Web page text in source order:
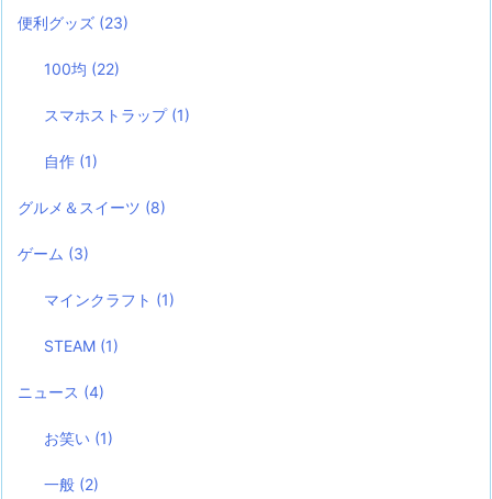
便利グッズ (23)
100均 (22)
スマホストラップ (1)
自作 (1)
グルメ＆スイーツ (8)
ゲーム (3)
マインクラフト (1)
STEAM (1)
ニュース (4)
お笑い (1)
一般 (2)